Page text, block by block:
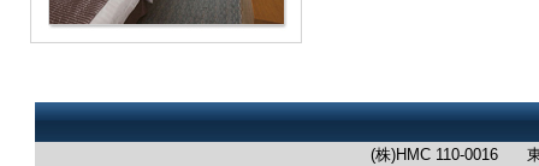
(株)HMC 110-0016